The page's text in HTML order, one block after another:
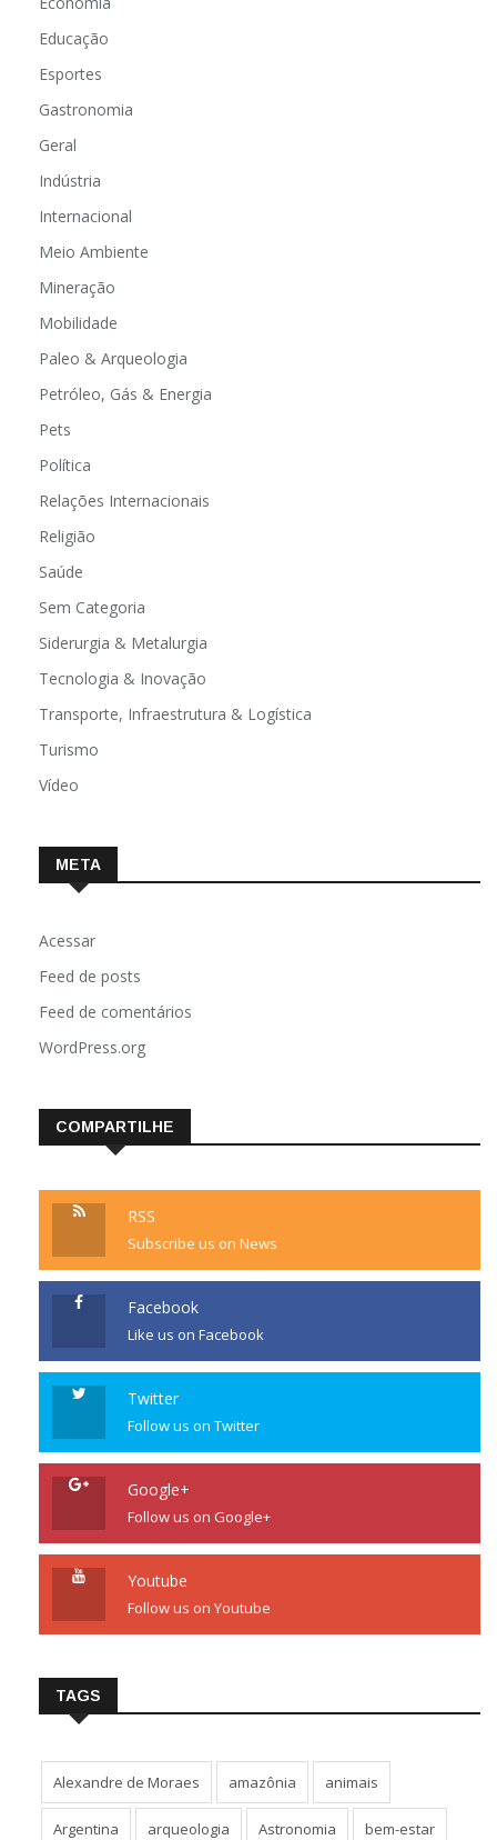
Educação
Esportes
Gastronomia
Geral
Indústria
Internacional
Meio Ambiente
Mineração
Mobilidade
Paleo & Arqueologia
Petróleo, Gás & Energia
Pets
Política
Relações Internacionais
Religião
Saúde
Sem Categoria
Siderurgia & Metalurgia
Tecnologia & Inovação
Transporte, Infraestrutura & Logística
Turismo
Vídeo
META
Acessar
Feed de posts
Feed de comentários
WordPress.org
COMPARTILHE
RSS
Subscribe us on News
Facebook
Like us on Facebook
Twitter
Follow us on Twitter
Google+
Follow us on Google+
Youtube
Follow us on Youtube
TAGS
Alexandre de Moraes amazônia animais
Argentina arqueologia Astronomia bem-estar